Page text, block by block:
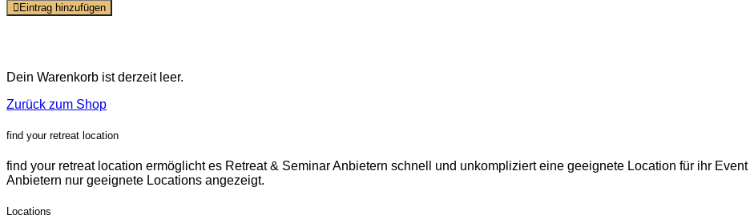
Eintrag hinzufügen
Dein Warenkorb ist derzeit leer.
Zurück zum Shop
find your retreat location
find your retreat location ermöglicht es Retreat & Seminar Anbietern schnell und unkompliziert eine geeignete Location für ihr
Anbietern nur geeignete Locations angezeigt.
Locations